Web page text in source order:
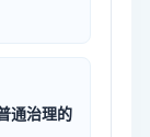
通治理的